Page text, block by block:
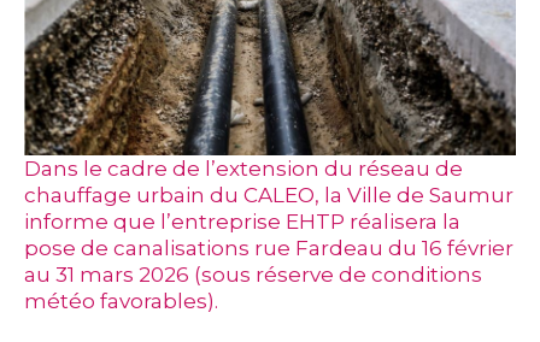
Dans le cadre de l’extension du réseau de
chauffage urbain du CALEO, la Ville de Saumur
informe que l’entreprise EHTP réalisera la
pose de canalisations rue Fardeau du 16 février
au 31 mars 2026 (sous réserve de conditions
météo favorables).